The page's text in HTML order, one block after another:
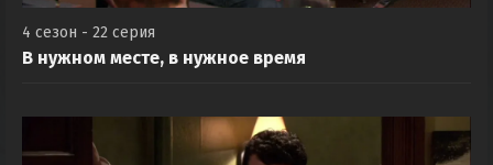
4 сезон - 22 серия
В нужном месте, в нужное время